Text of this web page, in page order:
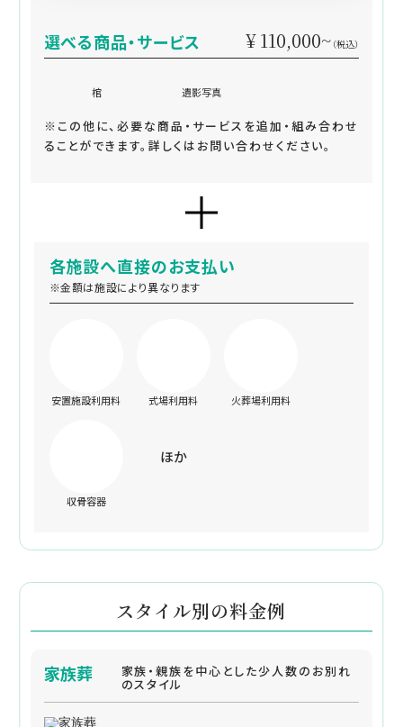
選べる商品・サービス ¥ 110,000~ （税込）
棺 遺影写真
※この他に、必要な商品・サービスを追加・組み合わせ
ることができます。詳しくはお問い合わせください。
各施設へ直接のお支払い
※金額は施設により異なります
安置施設利用料 式場利用料 火葬場利用料
収骨容器
ほか
スタイル別の料金例
家族葬 家族・親族を中心とした少人数のお別れ
のスタイル